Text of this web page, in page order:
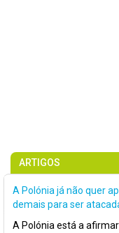
ARTIGOS
A Polónia já não quer
demais para ser
A Polónia está a